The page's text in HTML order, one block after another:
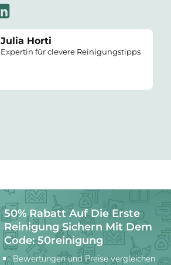
Julia Horti
Expertin für clevere Reinigungstipps
50% Rabatt Auf Die Erste
Reinigung Sichern Mit Dem
Code: 50reinigung
Bewertungen und Preise vergleichen